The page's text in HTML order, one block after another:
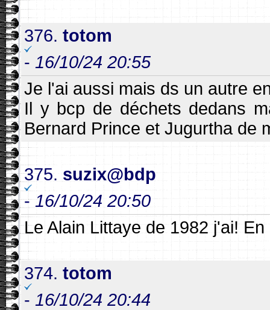
376. totom
- 16/10/24 20:55
Je l'ai aussi mais ds un autre
Il y bcp de déchets dedans
Bernard Prince et Jugurtha de
375. suzix@bdp
-16/10/24 20:50
Le Alain Littaye de 1982 j'ai!
374. totom
- 16/10/24 20:44